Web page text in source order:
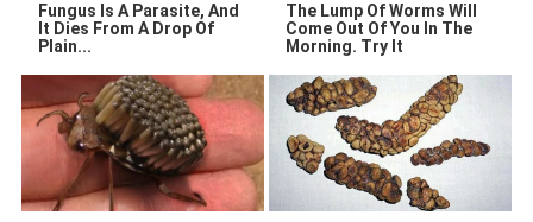
Fungus Is A Parasite, And
It Dies From A Drop Of
Plain...
The Lump Of Worms Will
Come Out Of You In The
Morning. Try It